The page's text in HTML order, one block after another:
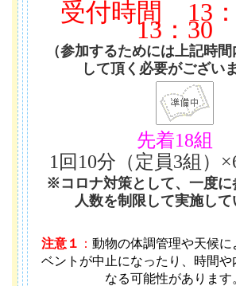
受付時間
13
13：30
（参加するためには上記時
して頂く必要がござい
先着18組
1回10分（定員3組）
※コロナ対策として、一度に
人数を制限して実施して
注意１ ：動物の体調管理や天候に
ベントが中止になったり、時間や
なる可能性があります